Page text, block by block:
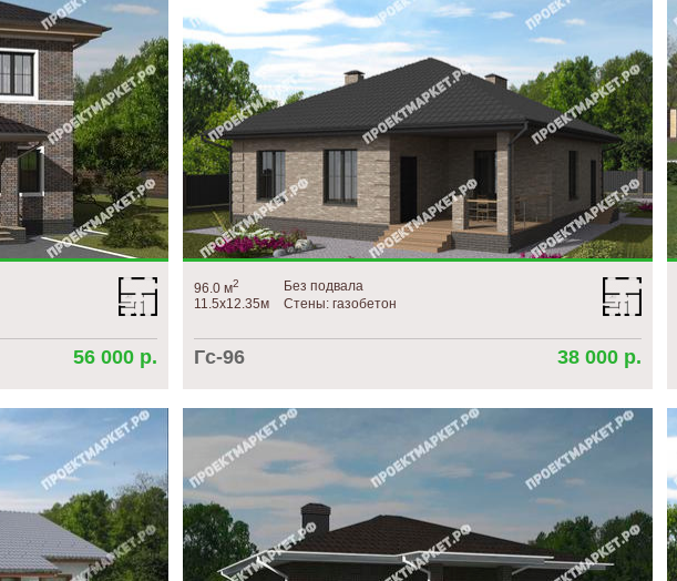
56 000 р.
96.0 м2
11.5х12.35м
Без подвала
Стены: газобетон
Гс-96 38 000 р.